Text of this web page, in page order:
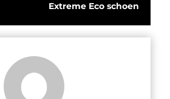
Extreme Eco schoen